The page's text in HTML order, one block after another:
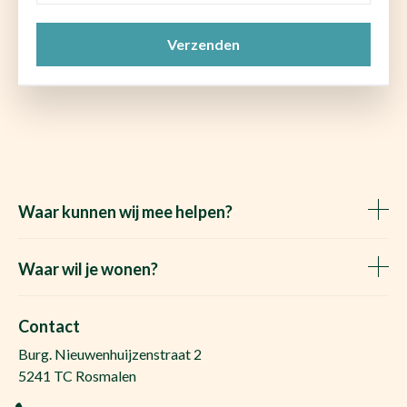
Waar kunnen wij mee helpen?
Het Waare Huis zoekt
Gratis woningwaarde
Vraag de kosten op
Waar wil je wonen?
Makelaar Den Bosch
Huis kopen Nuland
Huis kopen Berlicum
Huis kopen Vinkel
Contact
Burg. Nieuwenhuijzenstraat 2
5241 TC Rosmalen